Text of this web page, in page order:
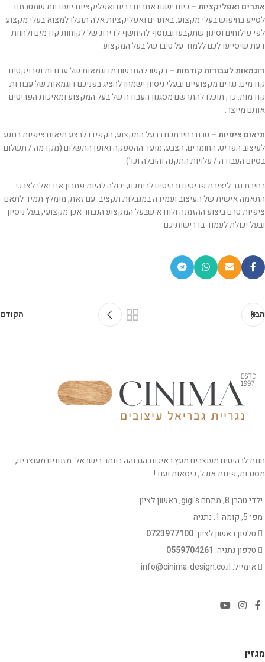
אתרים ואפליקציות – כיום ישנם אתרים רבים ואפליקציות ייעודיות שמטרתם
לסייע בחיפוש בעלי מקצוע. באתרים ואפליקציות אלה תוכלו למצוא בעלי מקצוע
לפי פילוחים וסינון שתקבעו ובנוסף להיחשף לדירוג של לקוחות קודמים ולחוות
דעת שיסייעו לכם ללמוד על טיבו של בעל המקצוע.
דוגמאות לעבודות קודמות –בקשו להתרשם מדוגמאות של עבודות ופרויקטים
קודמים. נגרים מקצועיים ובעלי ניסיון ישמחו להציג בפניכם דוגמאות של עבודות
קודמות. כך, תוכלו להתרשם מסגנון העבודה של בעל המקצוע ומאיכות הפריטים
אותם מייצר.
תיאום ציפיות – טרם בחירתכם בבעל המקצוע, הקפידו לבצע תיאום ציפיות בנוגע
לעיצוב הפריט, החומרים, הצבע, מועד ההספקה ואופן התשלום (מקדמה / תשלום
בסיום העבודה / עלויות התקנה והובלה וכו’).
בחירת נגר ליצירת פריטים ורהיטים לביתכם, יכולה להיות פתרון אידיאלי לצרכי
התאמה אישית של העיצוב ועמידה במגבלות תקציב. עם זאת, מומלץ תמיד לתאם
ציפיות טרם ביצוע ההזמנה ולוודא שבעל המקצוע הנבחר אכן מקצועי, בעל ניסיון
ובעל יכולת לעמוד בדרישותיכם.
הבא הקודם
חנות לרהיטים מעוצבים מעץ באיכות הגבוהה ביותר בישראל: מזנונים מעוצבים,
מסגרות, פינות אוכל, כיסאות ועוד!
ילדי טהרן 8, מתחם gigi's, ראשון לציון
מפי 5, קומה 1, נתניה
טלפון ראשון לציון:0723977100
טלפון נתניה: 0559704261
אימייל: info@cinima-design.co.il
מגזין